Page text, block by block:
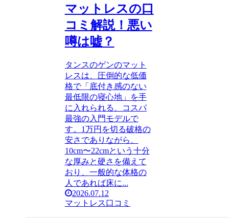
マットレスの口
コミ解説！悪い
噂は嘘？
タンスのゲンのマット
レスは、圧倒的な低価
格で「底付き感のない
最低限の寝心地」を手
に入れられる、コスパ
最強の入門モデルで
す。1万円を切る破格の
安さでありながら、
10cm〜22cmという十分
な厚みと硬さを備えて
おり、一般的な体格の
人であれば床に...
2026.07.12
マットレス口コミ